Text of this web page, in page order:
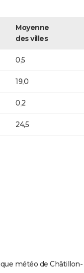
Moyenne
des villes
0,5
19,0
0,2
24,5
météo de Châtillon-